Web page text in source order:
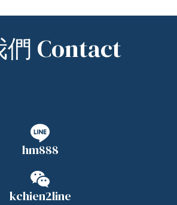
們 Contact
hm888
kchien2line